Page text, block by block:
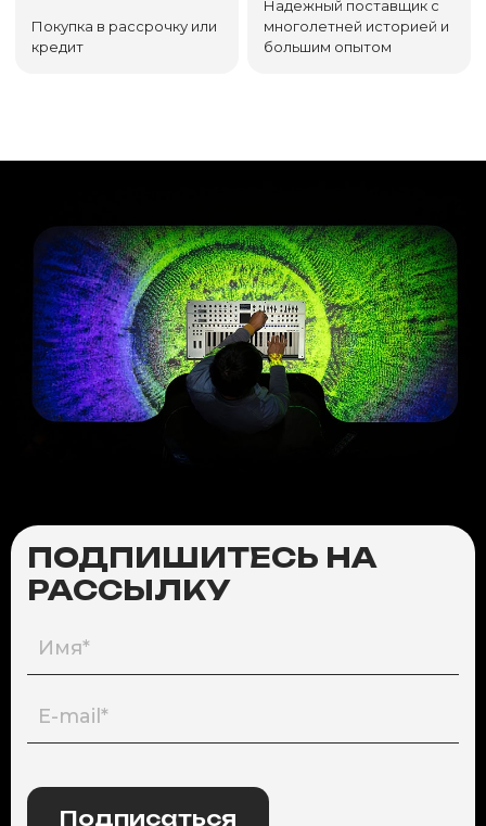
Покупка в рассрочку или
кредит
Надежный поставщик с
многолетней историей и
большим опытом
ПОДПИШИТЕСЬ НА
РАССЫЛКУ
Подписаться